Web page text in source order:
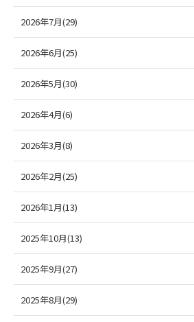
2026年7月(29)
2026年6月(25)
2026年5月(30)
2026年4月(6)
2026年3月(8)
2026年2月(25)
2026年1月(13)
2025年10月(13)
2025年9月(27)
2025年8月(29)